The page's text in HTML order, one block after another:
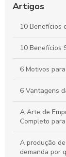
Potencializar o
Benefícios da
Estar Diário
Óleo de
Artigos
10 Benefícios
10 Benefícios
6 Motivos
6 Vantagens
A Arte de
Completo
A produção
demanda por